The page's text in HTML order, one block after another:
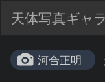
天体写真ギャ
河合正明